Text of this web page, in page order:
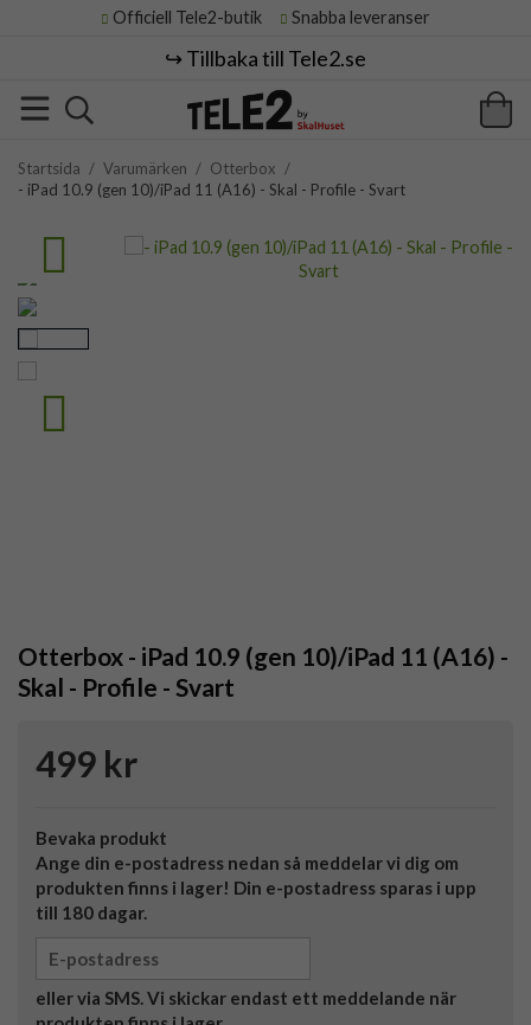
Officiell Tele2-butik Snabba leveranser
↪️ Tillbaka till Tele2.se
Startsida / Varumärken / Otterbox /
- iPad 10.9 (gen 10)/iPad 11 (A16) - Skal - Profile - Svart
Otterbox - iPad 10.9 (gen 10)/iPad 11 (A16) -
Skal - Profile - Svart
499 kr
Bevaka produkt
Ange din e-postadress nedan så meddelar vi dig om
produkten finns i lager! Din e-postadress sparas i upp
till 180 dagar.
eller via SMS. Vi skickar endast ett meddelande när